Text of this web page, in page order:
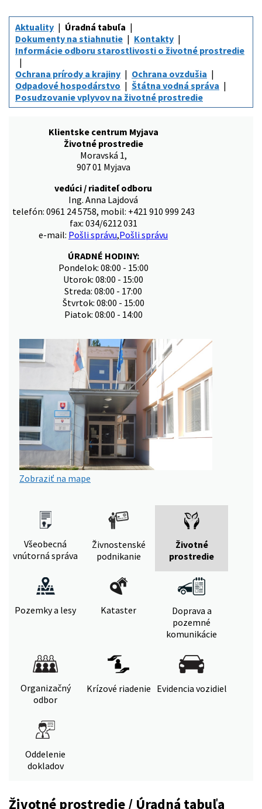
Aktuality
Úradná tabuľa
Dokumenty na stiahnutie
Kontakty
Informácie odboru starostlivosti o životné prostredie
Ochrana prírody a krajiny
Ochrana ovzdušia
Odpadové hospodárstvo
Štátna vodná správa
Posudzovanie vplyvov na životné prostredie
Klientske centrum Myjava
Životné prostredie
Moravská 1,
907 01 Myjava
vedúci / riaditeľ odboru
Ing. Anna Lajdová
telefón: 0961 24 5758, mobil: +421 910 999 243
fax: 034/6212 031
e-mail: Pošli správu,Pošli správu
ÚRADNÉ HODINY:
Pondelok: 08:00 - 15:00
Utorok: 08:00 - 15:00
Streda: 08:00 - 17:00
Štvrtok: 08:00 - 15:00
Piatok: 08:00 - 14:00
Zobraziť na mape
Všeobecná
vnútorná správa
Živnostenské
podnikanie
Životné
prostredie
Pozemky a lesy Kataster
Doprava a
pozemné
komunikácie
Organizačný
odbor
Krízové riadenie Evidencia vozidiel
Oddelenie
dokladov
Životné prostredie / Úradná tabuľa